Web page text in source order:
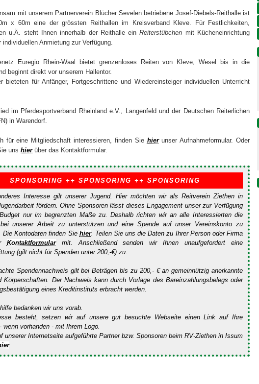
mit unserem Partnerverein Blücher Sevelen betriebene Josef-Diebels-Reithalle ist
x 60m eine der grössten Reithallen im Kreisverband Kleve. Für Festlichkeiten,
u.Ä. steht Ihnen innerhalb der Reithalle einReiterstübchen mit Kücheneinrichtung
individuellen Anmietung zur Verfügung.
Euregio Rhein-Waal bietet grenzenloses Reiten von Kleve, Wesel bis in die
beginnt direkt vor unserem Hallentor.
bieteten für Anfänger, Fortgeschrittene und Wiedereinsteiger individuellen Unterricht
im Pferdesportverband Rheinland e.V., Langenfeld und der Deutschen Reiterlichen
in Warendorf.
für eine Mitgliedschaft interessieren, finden Sie hierunser Aufnahmeformular. Oder
uns hierüber das Kontaktformular.
SPONSORING ++ SPONSORING ++ SPONSORING
Interesse gilt unserer Jugend. Hier möchten wir als Reitverein Ziethen in
fördern. Ohne Sponsoren lässt dieses Engagement unser zur Verfügung
nur im begrenzten Maße zu. Deshalb richten wir an alle Interessierten die
unserer Arbeit zu unterstützen und eine Spende auf unser Vereinskonto zu
Die Kontodaten finden Sie hier. Teilen Sie uns die Daten zu Ihrer Person oder Firma
Kontaktformularmit. Anschließend senden wir Ihnen unaufgefordert eine
(gilt nicht für Spenden unter 200,-€) zu.
Spendennachweis gilt bei Beträgen bis zu 200,- € an gemeinnützig anerkannte
Körperschaften. Der Nachweis kann durch Vorlage des Bareinzahlungsbelegs oder
eines Kreditinstituts erbracht werden.
bedanken wir uns vorab.
besteht, setzen wir auf unsere gut besuchte Webseite einen Link auf Ihre
wenn vorhanden - mit Ihrem Logo.
unserer Internetseite aufgeführte Partner bzw. Sponsoren beim RV-Ziethen in Issum
.